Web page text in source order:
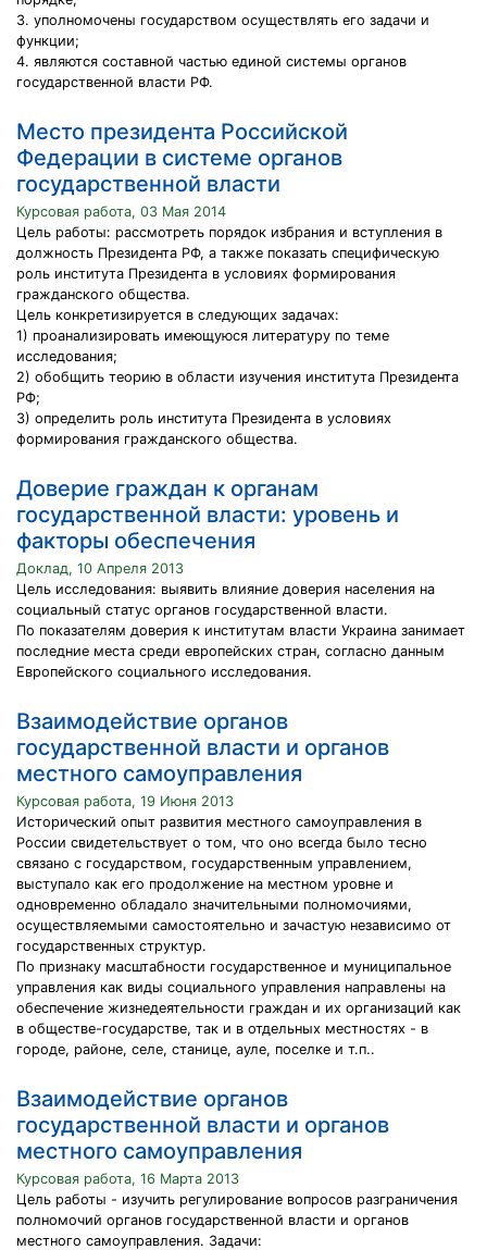
3. уполномочены государством осуществлять его задачи и
функции;
4. являются составной частью единой системы органов
государственной власти РФ.
Место президента Российской
Федерации в системе органов
государственной власти
Курсовая работа, 03 Мая 2014
Цель работы: рассмотреть порядок избрания и вступления в
должность Президента РФ, а также показать специфическую
роль института Президента в условиях формирования
гражданского общества.
Цель конкретизируется в следующих задачах:
1) проанализировать имеющуюся литературу по теме
исследования;
2) обобщить теорию в области изучения института Президента
РФ;
3) определить роль института Президента в условиях
формирования гражданского общества.
Доверие граждан к органам
государственной власти: уровень и
факторы обеспечения
Доклад, 10 Апреля 2013
Цель исследования: выявить влияние доверия населения на
социальный статус органов государственной власти.
По показателям доверия к институтам власти Украина занимает
последние места среди европейских стран, согласно данным
Европейского социального исследования.
Взаимодействие органов
государственной власти и органов
местного самоуправления
Курсовая работа, 19 Июня 2013
Исторический опыт развития местного самоуправления в
России свидетельствует о том, что оно всегда было тесно
связано с государством, государственным управлением,
выступало как его продолжение на местном уровне и
одновременно обладало значительными полномочиями,
осуществляемыми самостоятельно и зачастую независимо от
государственных структур.
По признаку масштабности государственное и муниципальное
управления как виды социального управления направлены на
обеспечение жизнедеятельности граждан и их организаций как
в обществе-государстве, так и в отдельных местностях - в
городе, районе, селе, станице, ауле, поселке и т.п..
Взаимодействие органов
государственной власти и органов
местного самоуправления
Курсовая работа, 16 Марта 2013
Цель работы - изучить регулирование вопросов разграничения
полномочий органов государственной власти и органов
местного самоуправления. Задачи: